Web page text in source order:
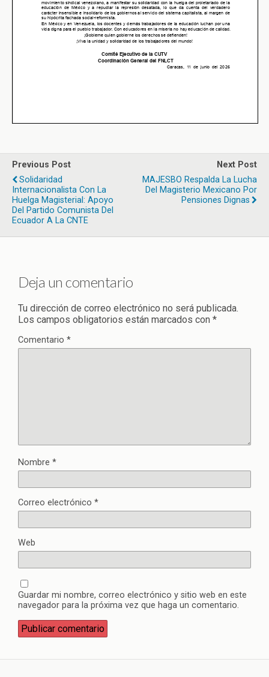
Previous Post
Solidaridad
Internacionalista Con La
Huelga Magisterial: Apoyo
Del Partido Comunista Del
Ecuador A La CNTE
Next Post
MAJESBO Respalda La Lucha
Del Magisterio Mexicano Por
Pensiones Dignas
Deja un comentario
Tu dirección de correo electrónico no será publicada.
Los campos obligatorios están marcados con *
Comentario *
Nombre *
Correo electrónico *
Web
Guardar mi nombre, correo electrónico y sitio web en este
navegador para la próxima vez que haga un comentario.